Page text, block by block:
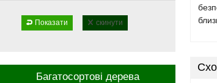
Багатосортові дерева
Показати скинути